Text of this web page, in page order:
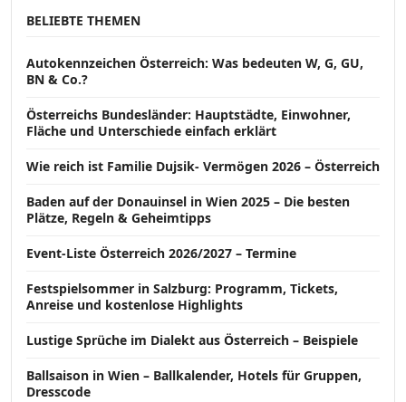
BELIEBTE THEMEN
Autokennzeichen Österreich: Was bedeuten W, G, GU,
BN & Co.?
Österreichs Bundesländer: Hauptstädte, Einwohner,
Fläche und Unterschiede einfach erklärt
Wie reich ist Familie Dujsik- Vermögen 2026 – Österreich
Baden auf der Donauinsel in Wien 2025 – Die besten
Plätze, Regeln & Geheimtipps
Event-Liste Österreich 2026/2027 – Termine
Festspielsommer in Salzburg: Programm, Tickets,
Anreise und kostenlose Highlights
Lustige Sprüche im Dialekt aus Österreich – Beispiele
Ballsaison in Wien – Ballkalender, Hotels für Gruppen,
Dresscode